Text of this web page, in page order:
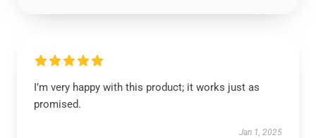
I’m very happy with this product; it works just as
promised.
Jan 1, 2025